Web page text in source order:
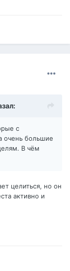
с
очень большие
В чём
целиться, но он
активно и